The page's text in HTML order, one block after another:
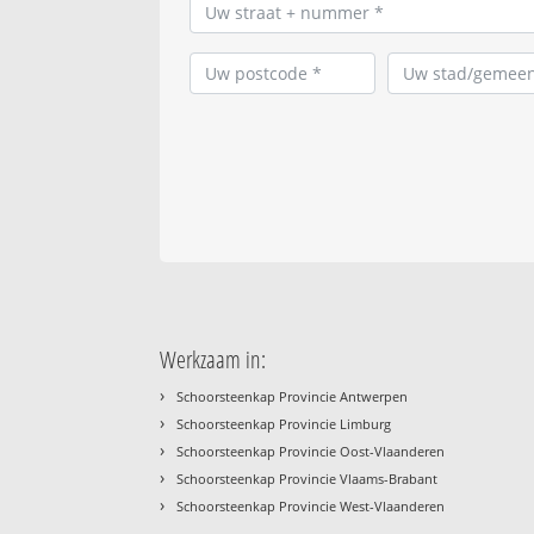
Werkzaam in:
› Schoorsteenkap Provincie Antwerpen
› Schoorsteenkap Provincie Limburg
› Schoorsteenkap Provincie Oost-Vlaanderen
› Schoorsteenkap Provincie Vlaams-Brabant
› Schoorsteenkap Provincie West-Vlaanderen